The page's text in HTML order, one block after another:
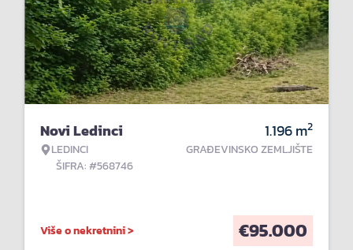
Novi Ledinci
LEDINCI
ŠIFRA: #568746
1.196m2
GRAĐEVINSKO ZEMLJIŠTE
Više o nekretnini > €95.000